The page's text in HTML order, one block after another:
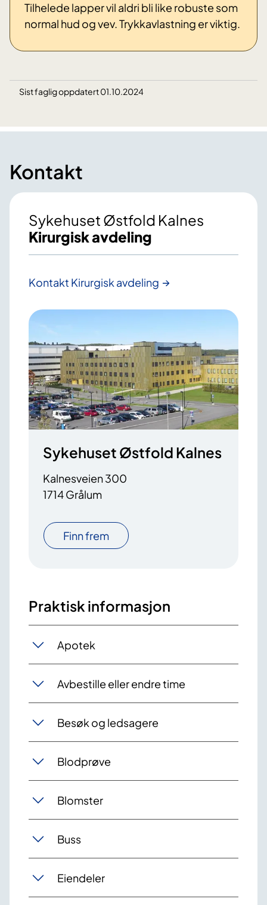
Tilhelede lapper vil aldri bli like robuste som
normal hud og vev. Trykkavlastning er viktig.
Sist faglig oppdatert 01.10.2024
Kontakt
Sykehuset Østfold Kalnes
Kirurgisk avdeling
Kontakt Kirurgisk avdeling
Sykehuset Østfold Kalnes
Kalnesveien 300
1714 Grålum
Finn frem
Praktisk informasjon
Apotek
Avbestille eller endre time
Besøk og ledsagere
Blodprøve
Blomster
Buss
Eiendeler